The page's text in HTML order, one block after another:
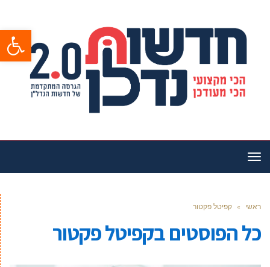
פתח
תפריט
ראשי » קפיטל פקטור
כל הפוסטים בקפיטל פקטור